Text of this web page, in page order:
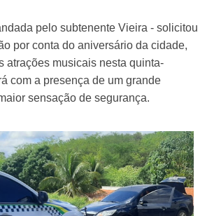
pelo subtenente Vieira - solicitou
por conta do aniversário da cidade,
atrações musicais nesta quinta-
com a presença de um grande
sensação de segurança.